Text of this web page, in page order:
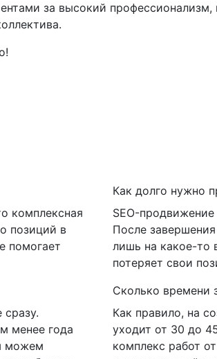
за высокий профессионализм,
комплексная
позиций в
помогает
менее года
можем
Как долго нужно
SEO-
После
лишь на какое-то
потеряет свои
Сколько времени
Как правило, на
уходит от 30 до
комплекс работ